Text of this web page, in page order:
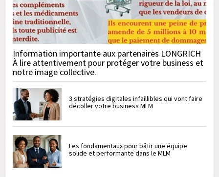
Information importante aux partenaires LONGRICH
À lire attentivement pour protéger votre business et
notre image collective.
3 stratégies digitales infaillibles qui vont faire
décoller votre business MLM
Les fondamentaux pour bâtir une équipe
solide et performante dans le MLM